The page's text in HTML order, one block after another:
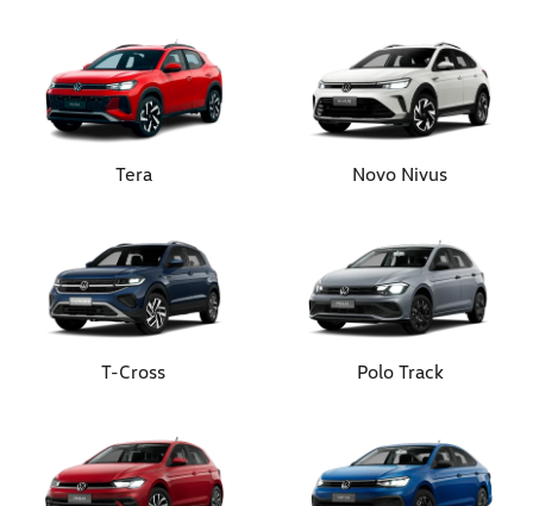
Tera Novo Nivus
T-Cross Polo Track